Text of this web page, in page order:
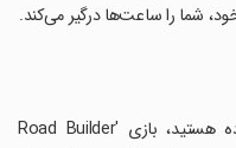
شما را ساعت‌ها درگیر می‌کند.
اگر به دنبال شبیه‌ساز ساخت و ساز جاده هستید، بازی 'Road Builder